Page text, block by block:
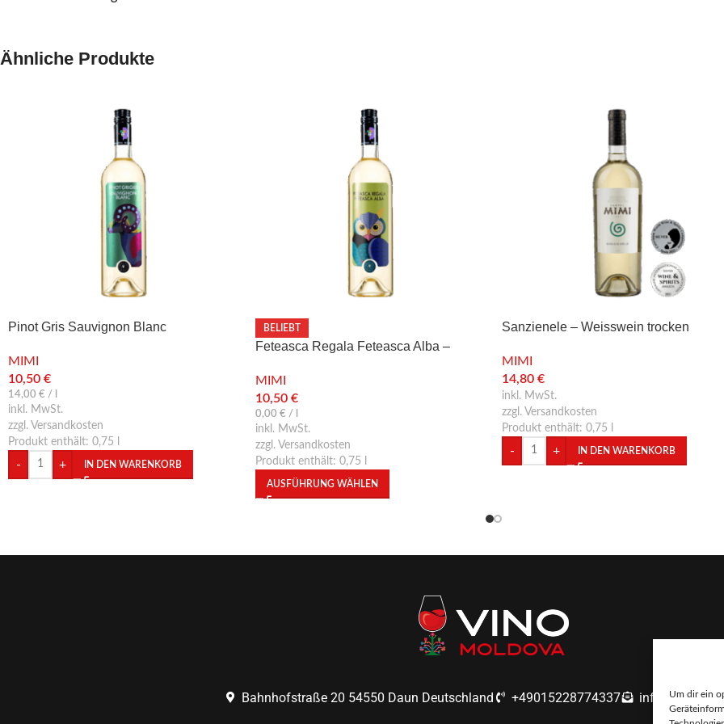
Um dir ein
Ähnliche Produkte
Pinot Gris Sauvignon Blanc
MIMI
10,50 €
14,00 € /
inkl. MwSt.
zzgl. Versandkosten
Produkt enthält: 0,75
- + IN DEN WARENKORB
BELIEBT
Feteasca Regala Feteasca Alba –
MIMI
10,50 €
0,00 € /
inkl. MwSt.
zzgl. Versandkosten
Produkt enthält: 0,75
AUSFÜHRUNG WÄHLEN
Sanzienele – Weisswein trocken
MIMI
14,80 €
inkl. MwSt.
zzgl. Versandkosten
Produkt enthält: 0,75
- + IN DEN WARENKORB
Bahnhofstraße 20 54550 Daun Deutschland +49015228774337